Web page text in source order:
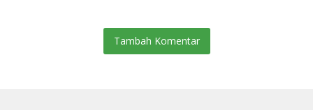
Tambah Komentar